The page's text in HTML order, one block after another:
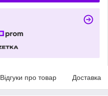
Відгуки про товар Доставка